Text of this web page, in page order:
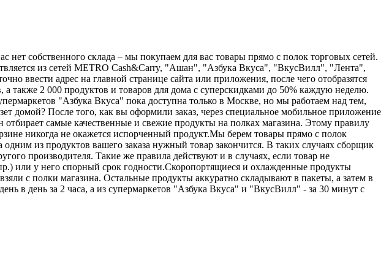
нет собственного склада – мы покупаем для вас товары прямо с полок торговых сетей.
из сетей METRO Cash&Carry, "Ашан", "Азбука Вкуса", "ВкусВилл", "Лента",
ввести адрес на главной странице сайта или приложения, после чего отобразятся
также 2 000 продуктов и товаров для дома с суперскидками до 50% каждую неделю.
"Азбука Вкуса" пока доступна только в Москве, но мы работаем над тем,
домой? После того, как вы оформили заказ, через специальное мобильное приложение
самые качественные и свежие продукты на полках магазина. Этому правилу
никогда не окажется испорченный продукт.Мы берем товары прямо с полок
из продуктов вашего заказа нужный товар закончится. В таких случаях сборщик
производителя. Такие же правила действуют и в случаях, если товар не
или у него спорный срок годности.Скоропортящиеся и охлажденные продукты
с полки магазина. Остальные продукты аккуратно складывают в пакеты, а затем в
в день за 2 часа, а из супермаркетов "Азбука Вкуса" и "ВкусВилл" - за 30 минут с